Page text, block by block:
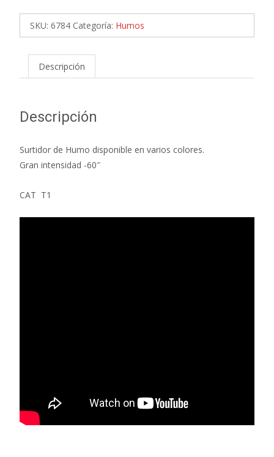
SKU: 6784 Categoría: Humos
Descripción
Descripción
Surtidor de Humo disponible en varios colores.
Gran intensidad -60″
CAT T1